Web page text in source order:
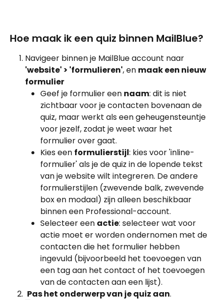
Hoe maak ik een quiz binnen MailBlue?
Navigeer binnen je MailBlue account naar
'website' > 'formulieren', en maak een nieuw
formulier
Geef je formulier een naam: dit is niet
zichtbaar voor je contacten bovenaan de
quiz, maar werkt als een geheugensteuntje
voor jezelf, zodat je weet waar het
formulier over gaat.
Kies een formulierstijl: kies voor 'inline-
formulier' als je de quiz in de lopende tekst
van je website wilt integreren. De andere
formulierstijlen (zwevende balk, zwevende
box en modaal) zijn alleen beschikbaar
binnen een Professional-account.
Selecteer een actie: selecteer wat voor
actie moet er worden ondernomen met de
contacten die het formulier hebben
ingevuld (bijvoorbeeld het toevoegen van
een tag aan het contact of het toevoegen
van de contacten aan een lijst).
Pas het onderwerp van je quiz aan.